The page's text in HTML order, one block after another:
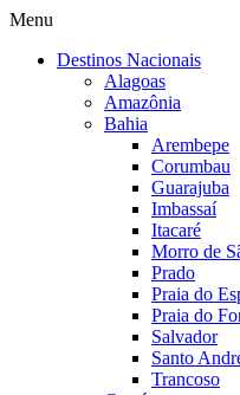
Menu
Destinos Nacionais
Alagoas
Amazônia
Bahia
Arembepe
Corumbau
Guarajuba
Imbassaí
Itacaré
Morro de
Prado
Praia do
Praia do
Salvador
Santo
Trancoso